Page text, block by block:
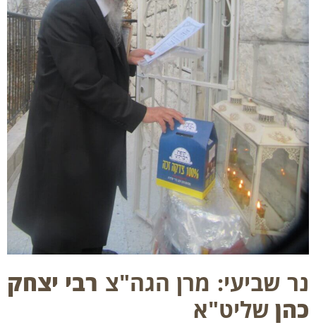
שביעי: מרן הגה"צרבי יצחק
שליט"א